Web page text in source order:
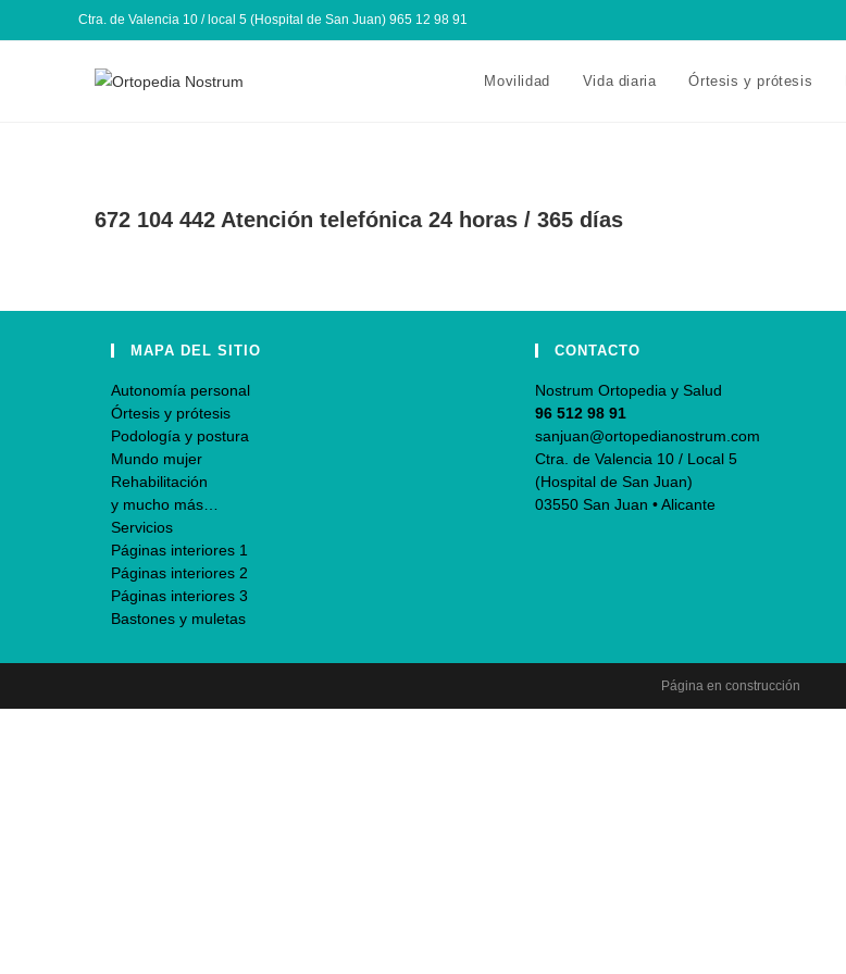
Ctra. de Valencia 10 / local 5 (Hospital de San Juan) 965 12 98 91
Movilidad Vida diaria Órtesis y prótesis
672 104 442 Atención telefónica 24 horas / 365 días
MAPA DEL SITIO
Autonomía personal
Órtesis y prótesis
Podología y postura
Mundo mujer
Rehabilitación
y mucho más…
Servicios
Páginas interiores 1
Páginas interiores 2
Páginas interiores 3
Bastones y muletas
CONTACTO
Nostrum Ortopedia y Salud
96 512 98 91
sanjuan@ortopedianostrum.com
Ctra. de Valencia 10 / Local 5
(Hospital de San Juan)
03550 San Juan • Alicante
Página en construcción